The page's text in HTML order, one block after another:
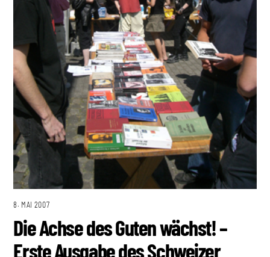
8. MAI 2007
Die Achse des Guten wächst! –
Erste Ausgabe des Schweizer